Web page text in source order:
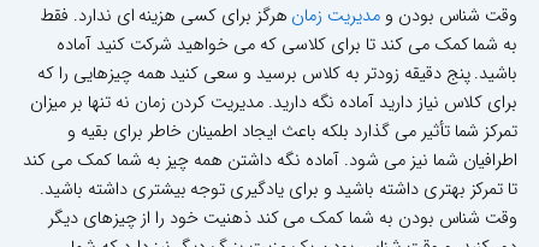
وقت شناس بودن و مدیریت زمان هرگز برای کسی هزینه ای ندارد. فقط
به شما کمک می کند تا برای کلاسی که می خواهید شرکت کنید آماده
باشید. پنج دقیقه زودتر به کلاس برسید و سعی کنید همه چیزهایی را که
برای کلاس نیاز دارید آماده نگه دارید. مدیریت کردن زمان نه تنها بر میزان
تمرکز شما تأثیر می گذارد بلکه باعث ایجاد اطمینان خاطر برای بقیه و
اطرافیان شما نیز می شود. آماده نگه داشتن همه چیز به شما کمک می کند
تا تمرکز بهتری داشته باشید و برای یادگیری توجه بیشتری داشته باشید.
وقت شناس بودن به شما کمک می کند ذهنیت خود را از چیزهای دیگر